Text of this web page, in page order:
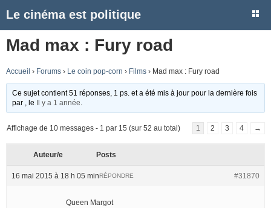
Le cinéma est politique
Mad max : Fury road
Accueil › Forums › Le coin pop-corn › Films › Mad max : Fury road
Ce sujet contient 51 réponses, 1 ps. et a été mis à jour pour la dernière fois
par
, le Il y a 1 année
Affichage de 10 messages - 1 par 15 (sur 52 au total) 1 2 3 4 →
Auteur/e Posts
16 mai 2015 à 18 h 05 min #31870
RÉPONDRE
Queen Margot